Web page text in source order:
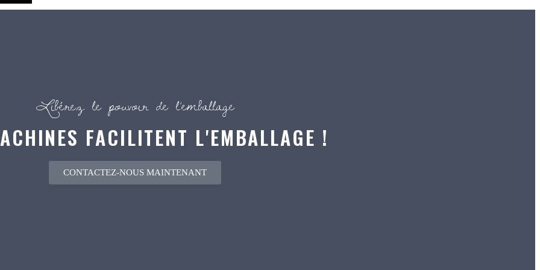
Libérez le pouvoir de l’emballage
FACILITENT L'EMBALLAGE !
CONTACTEZ-NOUS MAINTENANT